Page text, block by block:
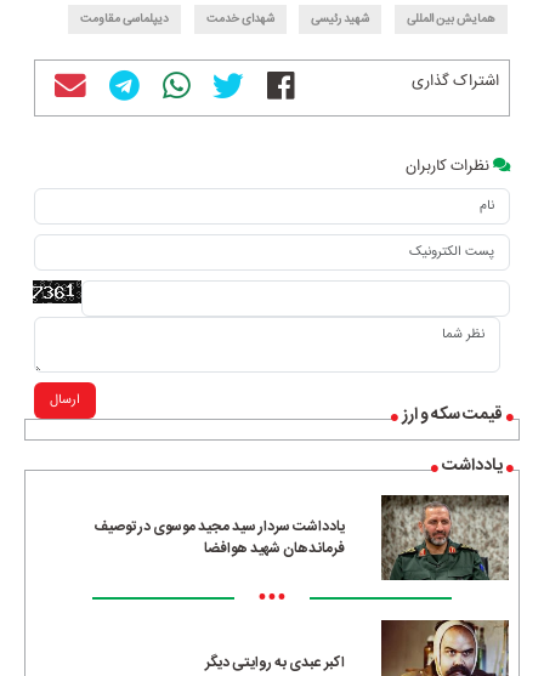
قیمت سکه و ارز
یادداشت
یادداشت سردار سید مجید موسوی در توصیف
فرماندهان شهید هوافضا
•••
اکبر عبدی به روایتی دیگر
همایش بین المللی شهید رئیسی شهدای خدمت دیپلماسی مقاومت
اشتراک گذاری
نظرات کاربران
ارسال